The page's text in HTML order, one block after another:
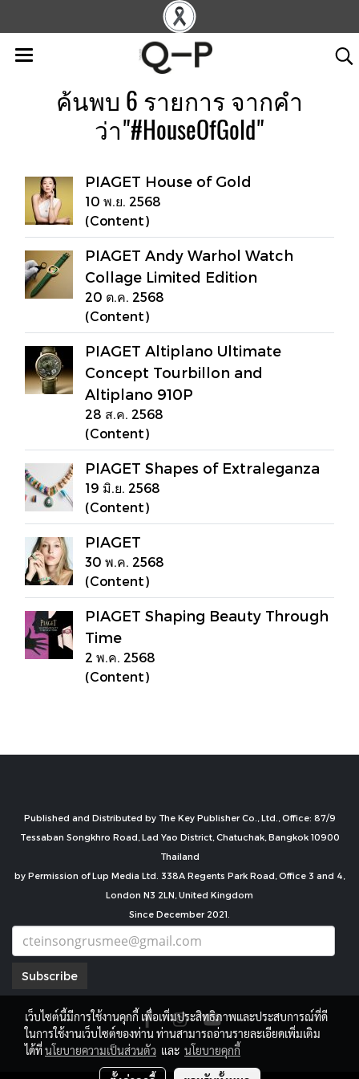
ค้นพบ 6 รายการ จากคำ
ว่า"#HouseOfGold"
PIAGET House of Gold
10 พ.ย. 2568
(Content)
PIAGET Andy Warhol Watch
Collage Limited Edition
20 ต.ค. 2568
(Content)
PIAGET Altiplano Ultimate
Concept Tourbillon and
Altiplano 910P
28 ส.ค. 2568
(Content)
PIAGET Shapes of Extraleganza
19 มิ.ย. 2568
(Content)
PIAGET
30 พ.ค. 2568
(Content)
PIAGET Shaping Beauty Through
Time
2 พ.ค. 2568
(Content)
Published and Distributed by The Key Publisher Co., Ltd., Office: 87/9
Tessaban Songkhro Road, Lad Yao District, Chatuchak, Bangkok 10900
Thailand
by Permission of Lup Media Ltd. 338A Regents Park Road, Office 3 and 4,
London N3 2LN, United Kingdom
Since December 2021.
Subscribe
เว็บไซต์นี้มีการใช้งานคุกกี้ เพื่อเพิ่มประสิทธิภาพและประสบการณ์ที่ดี
ในการใช้งานเว็บไซต์ของท่าน ท่านสามารถอ่านรายละเอียดเพิ่มเติม
ได้ที่นโยบายความเป็นส่วนตัว และ นโยบายคุกกี้